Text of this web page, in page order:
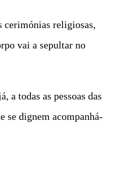
cerimónias religiosas,
vai a sepultar no
a todas as pessoas das
se dignem acompanhá-